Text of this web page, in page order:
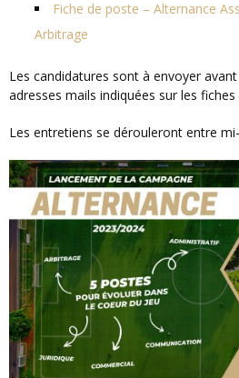
Fiche de poste – Alternance
Arbitrage
Les candidatures sont à envoyer avant le 8 mai 2023 aux
adresses mails indiquées sur les
Les entretiens se dérouleront entre